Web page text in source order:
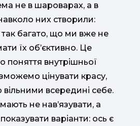
не в шароварах, а в
них створили:
багато, що ми вже не
їх об’єктивно. Це
поняття внутрішньої
цінувати красу,
всередині себе.
не нав’язувати, а
варіанти: ось є